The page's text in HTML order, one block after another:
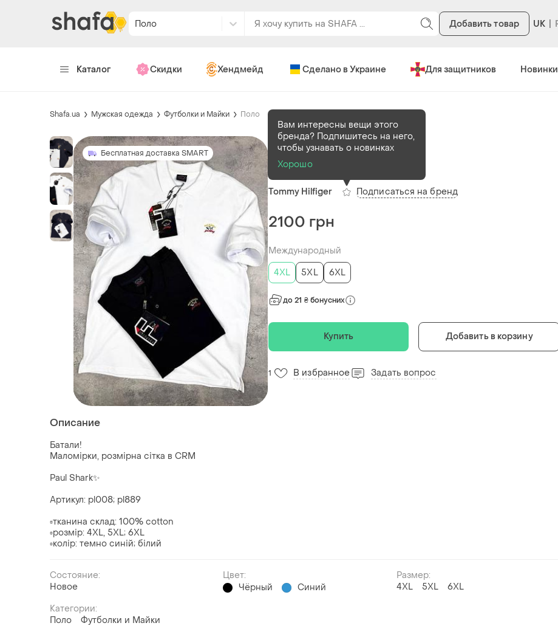
Поло Добавить товар UK
Каталог Скидки Хендмейд Сделано в Украине Для защитников Новинки
Shafa.ua Мужская одежда Футболки и Майки Поло
Бесплатная доставка SMART
В наличии1 шт
Брендові поло
Tommy Hilfiger
Вам интересны вещи этого
бренда? Подпишитесь на него,
чтобы узнавать о новинках
Хорошо
Подписаться на бренд
2100 грн
Международный
4XL
5XL 6XL
до 21 ₴ бонусних
Купить Добавить в корзину
1 В избранное Задать вопрос
Описание
Батали!
Маломірки, розмірна сітка в CRM
Paul Shark✨
Артикул: pl008; pl889
▫️тканина склад: 100% cotton
▫️розмір: 4XL, 5XL; 6XL
▫️колір: темно синій; білий
Состояние:
Новое
Цвет:
Чёрный
Синий
Размер:
4XL
5XL
6XL
Категории:
Поло
Футболки и Майки